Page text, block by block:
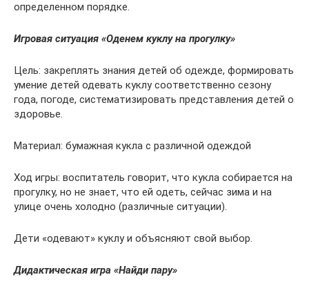
определенном порядке.
Игровая ситуация «Оденем куклу на прогулку»
Цель: закреплять знания детей об одежде, формировать
умение детей одевать куклу соответственно сезону
года, погоде, систематизировать представления детей о
здоровье.
Материал: бумажная кукла с различной одеждой
Ход игры: воспитатель говорит, что кукла собирается на
прогулку, но не знает, что ей одеть, сейчас зима и на
улице очень холодно (различные ситуации).
Дети «одевают» куклу и объясняют свой выбор.
Дидактическая игра «Найди пару»